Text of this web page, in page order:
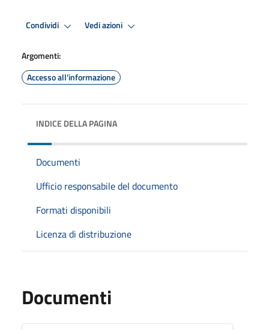
Condividi Vedi azioni
Argomenti:
Accesso all'informazione
INDICE DELLA PAGINA
Documenti
Ufficio responsabile del documento
Formati disponibili
Licenza di distribuzione
Documenti